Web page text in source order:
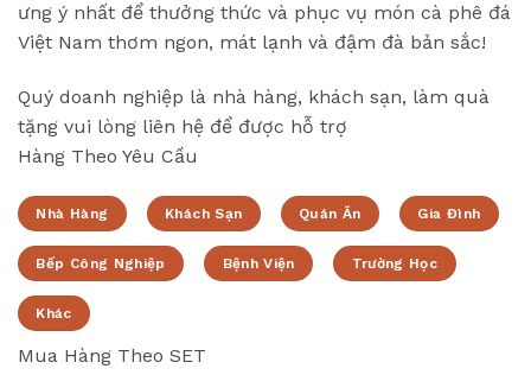
ưng ý nhất để thưởng thức và phục vụ món cà phê đá
Việt Nam thơm ngon, mát lạnh và đậm đà bản sắc!
Quý doanh nghiệp là nhà hàng, khách sạn, làm quà
tặng vui lòng liên hệ để được hỗ trợ
Hàng Theo Yêu Cầu
Nhà Hàng Khách Sạn Quán Ăn Gia Đình
Bếp Công Nghiệp Bệnh Viện Trường Học
Khác
Mua Hàng Theo SET